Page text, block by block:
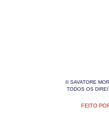
© SAVATORE
TODOS OS
FEITO